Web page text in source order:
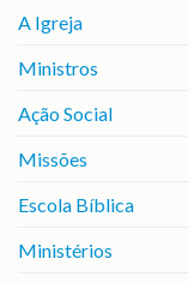
A Igreja
Ministros
Ação Social
Missões
Escola Bíblica
Ministérios